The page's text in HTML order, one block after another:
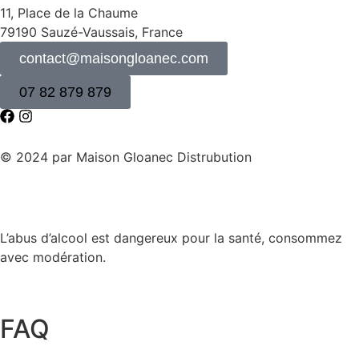
11, Place de la Chaume
79190 Sauzé-Vaussais, France
contact@maisongloanec.com
07 82 879 879
© 2024 par Maison Gloanec Distrubution
L’abus d’alcool est dangereux pour la santé, consommez
avec modération.
FAQ